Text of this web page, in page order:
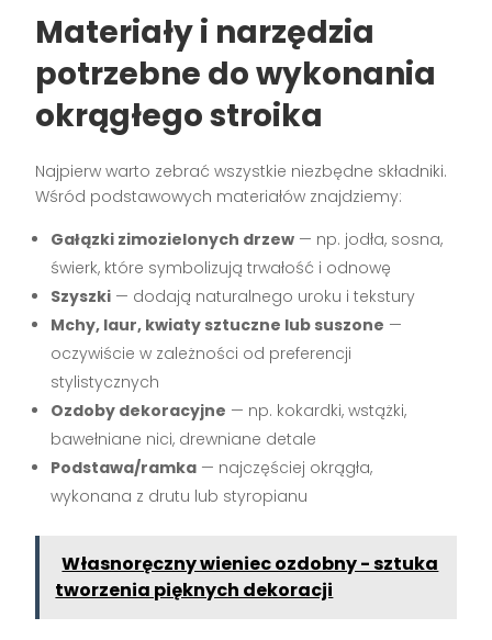
Materiały i narzędzia
potrzebne do wykonania
okrągłego stroika
Najpierw warto zebrać wszystkie niezbędne składniki.
Wśród podstawowych materiałów znajdziemy:
Gałązki zimozielonych drzew — np. jodła, sosna,
świerk, które symbolizują trwałość i odnowę
Szyszki — dodają naturalnego uroku i tekstury
Mchy, laur, kwiaty sztuczne lub suszone —
oczywiście w zależności od preferencji
stylistycznych
Ozdoby dekoracyjne — np. kokardki, wstążki,
bawełniane nici, drewniane detale
Podstawa/ramka — najczęściej okrągła,
wykonana z drutu lub styropianu
Własnoręczny wieniec ozdobny - sztuka
tworzenia pięknych dekoracji